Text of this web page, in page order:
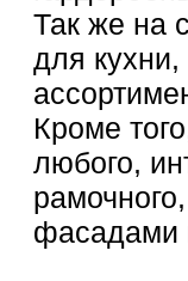
Так же на
для
Кроме
любого,
фасадами